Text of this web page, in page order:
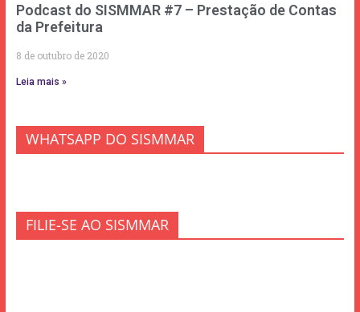
Podcast do SISMMAR #7 – Prestação de Contas
da Prefeitura
8 de outubro de 2020
Leia mais »
WHATSAPP DO SISMMAR
FILIE-SE AO SISMMAR